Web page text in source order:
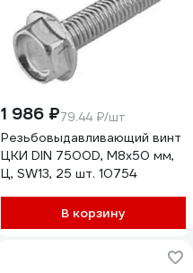
1 986 ₽79.44 ₽/шт
Резьбовыдавливающий винт
ЦКИ DIN 7500D, М8x50 мм,
Ц, SW13, 25 шт. 10754
В корзину